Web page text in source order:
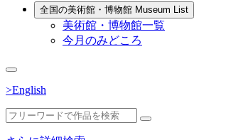
全国の美術館・博物館 Museum List
美術館・博物館一覧
今月のみどころ
>English